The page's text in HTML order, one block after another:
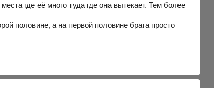
где её много туда где она вытекает. Тем более
половине, а на первой половине брага просто